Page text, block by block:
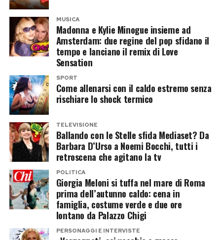
altrettanto resistente. Nata come volto
rassicurante della televisione australiana, è
diventata una delle figure più longeve della
dance internazionale, passando dall’innocenza di
diCan’t Get You Out of My Head, senza mai
interrompere davvero il rapporto con il pubblico.
Il pop perdona tutto, tranne le
donne che invecchiano
L’industria musicale celebra volentieri gli uomini
che salgono sul palco a settant’anni con le
rughe, i capelli bianchi e la voce segnata. Li
chiama leggende. Alle donne riserva invece un
controllo molto più feroce: il viso, il corpo, gli
imprenditori, attori, musicisti e celebrità
internazionali, attratti dalla possibilità di vivere
una vacanza lontano dall’eccessiva esposizione
mediatica senza rinunciare a locali esclusivi,
mare cristallino e panorami spettacolari.
Justin Bieber mostra la vacanza sui
social
A raccontare parte del soggiorno sono stati gli
stessi Justin e Hailey Bieber attraverso alcuni
contenuti pubblicati sui social.
Gli scatti e i video mostrano giornate trascorse
in yacht, bagni nelle acque limpide del Tirreno,
tramonti spettacolari e momenti dedicati allo
sport e al tempo libero. Tra una traversata e
MUSICA
Madonna e Kylie Minogue insieme ad
Amsterdam: due regine del pop sfidano il
tempo e lanciano il remix di Love
Sensation
SPORT
Come allenarsi con il caldo estremo senza
rischiare lo shock termico
TELEVISIONE
Ballando con le Stelle sfida Mediaset? Da
Barbara D’Urso a Noemi Bocchi, tutti i
retroscena che agitano la tv
POLITICA
Giorgia Meloni si tuffa nel mare di Roma
prima dell’autunno caldo: cena in
famiglia, costume verde e due ore
lontano da Palazzo Chigi
PERSONAGGI E INTERVISTE